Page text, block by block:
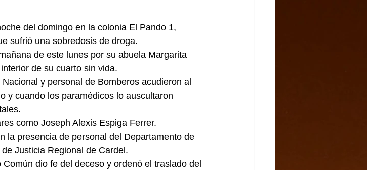
del domingo en la colonia El Pando 1,
sufrió una sobredosis de droga.
de este lunes por su abuela Margarita
de su cuarto sin vida.
y personal de Bomberos acudieron al
y cuando los paramédicos lo auscultaron
como Joseph Alexis Espiga Ferrer.
la presencia de personal del Departamento de
Justicia Regional de Cardel.
dio fe del deceso y ordenó el traslado del